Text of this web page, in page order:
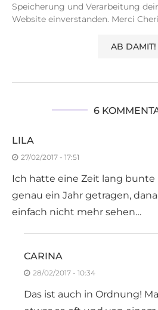
Speicherung und Verarbeitung
Website einverstanden. Merci
6
LILA
27/02/2017 - 17:51
Ich hatte eine Zeit lang bunte
genau ein Jahr getragen,
einfach nicht mehr sehen…
CARINA
28/02/2017 - 10:34
Das ist auch in Ordnung!